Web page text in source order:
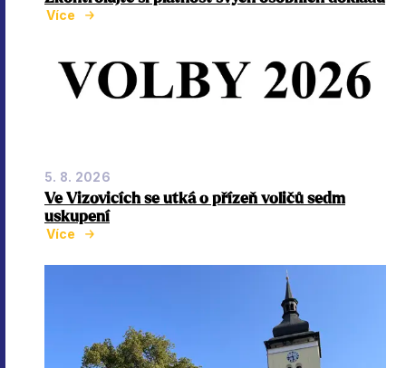
Více
5. 8. 2026
Ve Vizovicích se utká o přízeň voličů sedm
uskupení
Více